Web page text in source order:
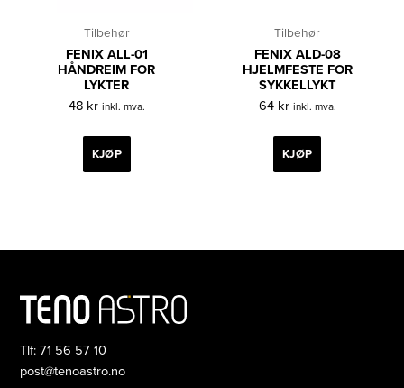
Tilbehør
FENIX ALL-01
HÅNDREIM FOR
LYKTER
48 kr inkl. mva.
KJØP
Tilbehør
FENIX ALD-08
HJELMFESTE FOR
SYKKELLYKT
64 kr inkl. mva.
KJØP
Tlf: 71 56 57 10
post@tenoastro.no